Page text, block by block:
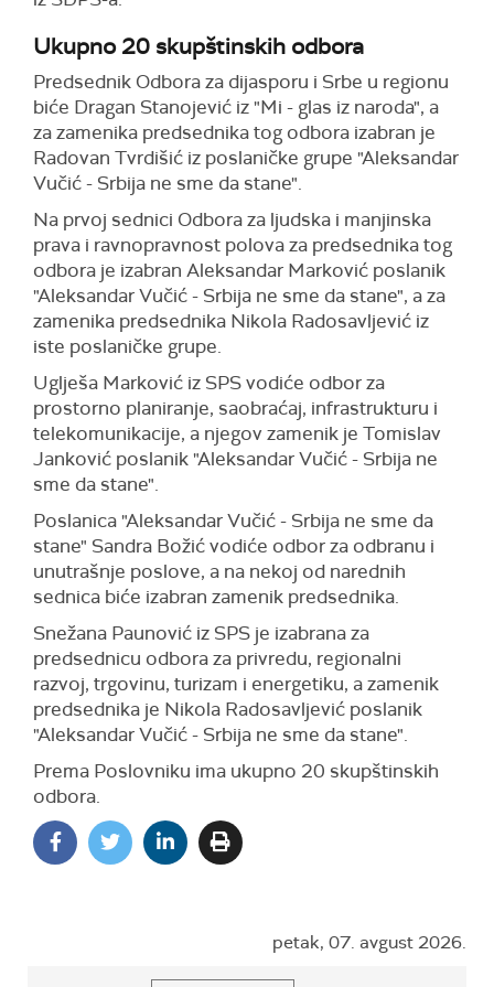
Ukupno 20 skupštinskih odbora
Predsednik Odbora za dijasporu i Srbe u regionu
biće Dragan Stanojević iz "Mi - glas iz naroda", a
za zamenika predsednika tog odbora izabran je
Radovan Tvrdišić iz poslaničke grupe "Aleksandar
Vučić - Srbija ne sme da stane".
Na prvoj sednici Odbora za ljudska i manjinska
prava i ravnopravnost polova za predsednika tog
odbora je izabran Aleksandar Marković poslanik
"Aleksandar Vučić - Srbija ne sme da stane", a za
zamenika predsednika Nikola Radosavljević iz
iste poslaničke grupe.
Uglješa Marković iz SPS vodiće odbor za
prostorno planiranje, saobraćaj, infrastrukturu i
telekomunikacije, a njegov zamenik je Tomislav
Janković poslanik "Aleksandar Vučić - Srbija ne
sme da stane".
Poslanica "Aleksandar Vučić - Srbija ne sme da
stane" Sandra Božić vodiće odbor za odbranu i
unutrašnje poslove, a na nekoj od narednih
sednica biće izabran zamenik predsednika.
Snežana Paunović iz SPS je izabrana za
predsednicu odbora za privredu, regionalni
razvoj, trgovinu, turizam i energetiku, a zamenik
predsednika je Nikola Radosavljević poslanik
"Aleksandar Vučić - Srbija ne sme da stane".
Prema Poslovniku ima ukupno 20 skupštinskih
odbora.
petak, 07. avgust 2026.